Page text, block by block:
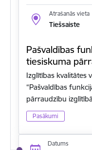
Atrašanās vieta
Tiešsaiste
Pašvaldības
tiesiskuma
Izglītības kvalitātes
“Pašvaldības
pārraudzību
Pasākumi
Datums